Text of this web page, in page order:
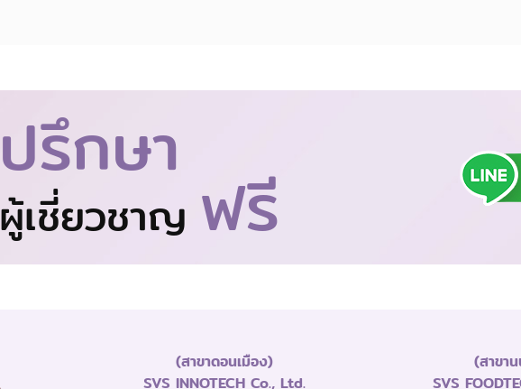
ปรึกษา
ผู้เชี่ยวชาญ ฟรี
(สาขาดอนเมือง)
SVS INNOTECH Co., Ltd.
(สาขา
SVS